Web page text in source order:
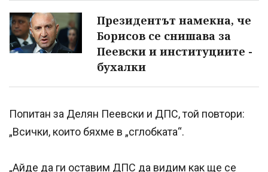
Президентът намекна, че
Борисов се снишава за
Пеевски и институциите -
бухалки
Попитан за Делян Пеевски и ДПС, той повтори:
„Всички, които бяхме в „сглобката“.
„Айде да ги оставим ДПС да видим как ще се